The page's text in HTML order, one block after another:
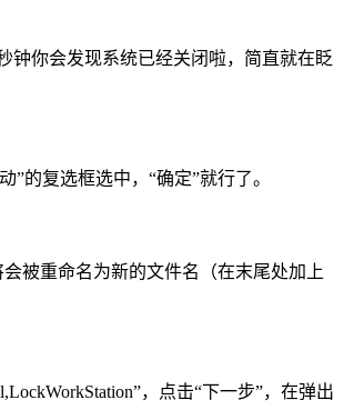
钟你会发现系统已经关闭啦，简直就在眨
的复选框选中，“确定”就行了。
被重命名为新的文件名（在末尾处加上
，点击“下一步”，在弹出